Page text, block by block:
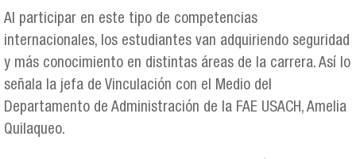
Al participar en este tipo de competencias
internacionales, los estudiantes van adquiriendo seguridad
y más conocimiento en distintas áreas de la carrera. Así lo
señala la jefa de Vinculación con el Medio del
Departamento de Administración de la FAE USACH, Amelia
Quilaqueo.